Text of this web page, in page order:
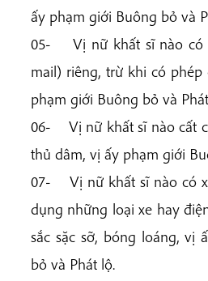
ấy phạm giới Buông bỏ và
05- Vị nữ khất sĩ nào có
mail) riêng, trừ khi có
phạm giới Buông bỏ và
06- Vị nữ khất sĩ nào cất
thủ dâm, vị ấy phạm giới
07- Vị nữ khất sĩ nào có
dụng những loại xe hay
sắc sặc sỡ, bóng loáng, vị
bỏ và Phát lộ.